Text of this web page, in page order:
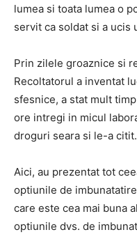
lumea si toata lumea o
servit ca soldat si a ucis
Prin zilele groaznice si
Recoltatorul a inventat
sfesnice, a stat mult
ore intregi in micul
droguri seara si le-a citit.
Aici, au prezentat tot
optiunile de
care este cea mai buna
optiunile dvs. de